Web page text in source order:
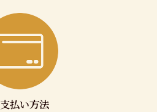
払い方法